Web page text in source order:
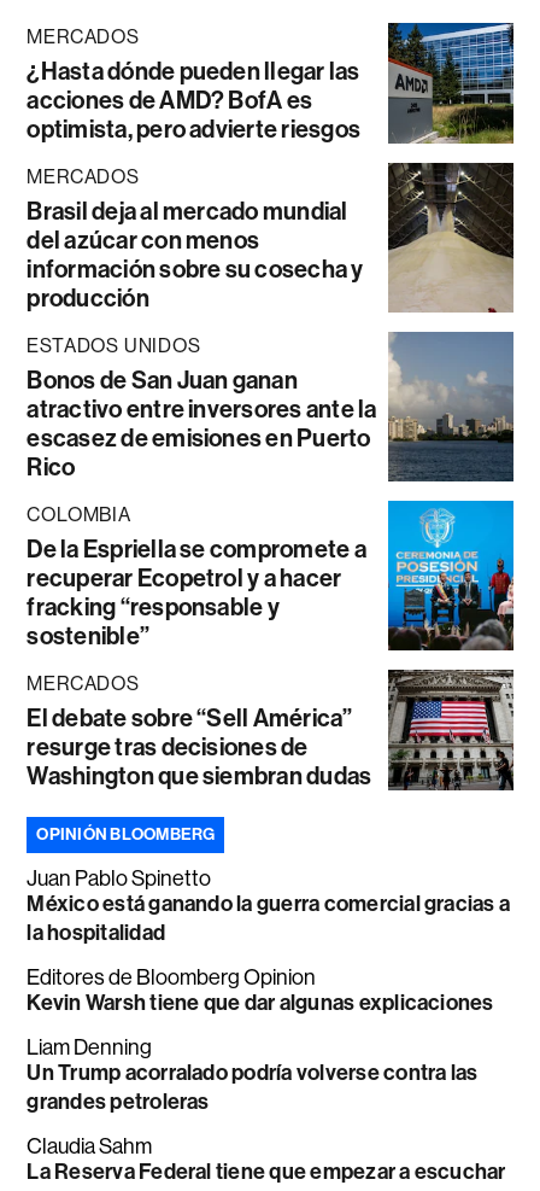
MERCADOS
¿Hasta dónde pueden llegar las
acciones de AMD? BofA es
optimista, pero advierte riesgos
MERCADOS
Brasil deja al mercado mundial
del azúcar con menos
información sobre su cosecha y
producción
ESTADOS UNIDOS
Bonos de San Juan ganan
atractivo entre inversores ante la
escasez de emisiones en Puerto
Rico
COLOMBIA
De la Espriella se compromete a
recuperar Ecopetrol y a hacer
fracking “responsable y
sostenible”
MERCADOS
El debate sobre “Sell América”
resurge tras decisiones de
Washington que siembran dudas
OPINIÓN BLOOMBERG
Juan Pablo Spinetto
México está ganando la guerra comercial gracias a
la hospitalidad
Editores de Bloomberg Opinion
Kevin Warsh tiene que dar algunas explicaciones
Liam Denning
Un Trump acorralado podría volverse contra las
grandes petroleras
Claudia Sahm
La Reserva Federal tiene que empezar a escuchar